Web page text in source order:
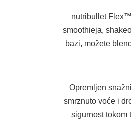
nutribullet
smoothieja,
bazi, možete
Opremljen
smrznuto voće i
sigurnost tokom